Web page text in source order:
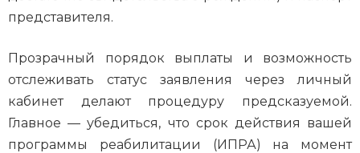
представителя.
Прозрачный порядок выплаты и возможность
отслеживать статус заявления через личный
кабинет делают процедуру предсказуемой.
Главное — убедиться, что срок действия вашей
программы реабилитации (ИПРА) на момент